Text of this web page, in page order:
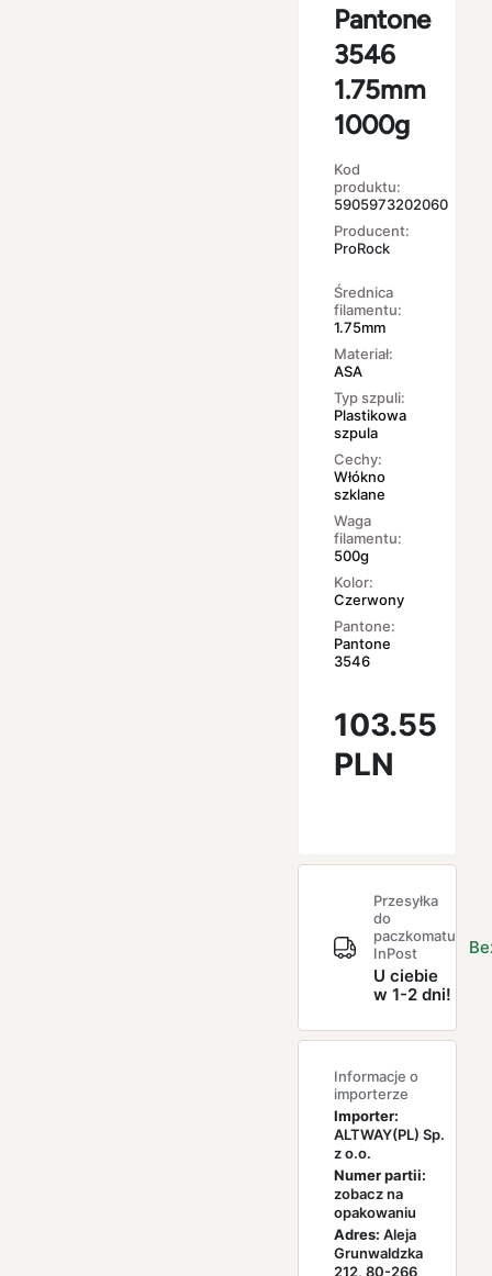
Pantone
3546
1.75mm
1000g
Kod
produktu:
5905973202060
Producent:
ProRock
Średnica
filamentu:
1.75mm
Materiał:
ASA
Typ szpuli:
Plastikowa
szpula
Cechy:
Włókno
szklane
Waga
filamentu:
500g
Kolor:
Czerwony
Pantone:
Pantone
3546
103.55
PLN
Przesyłka
do
paczkomatu
InPost
U ciebie
w 1-2 dni!
Informacje o
importerze
Importer:
ALTWAY(PL) Sp.
z o.o.
Numer partii:
zobacz na
opakowaniu
Adres: Aleja
Grunwaldzka
212, 80-266